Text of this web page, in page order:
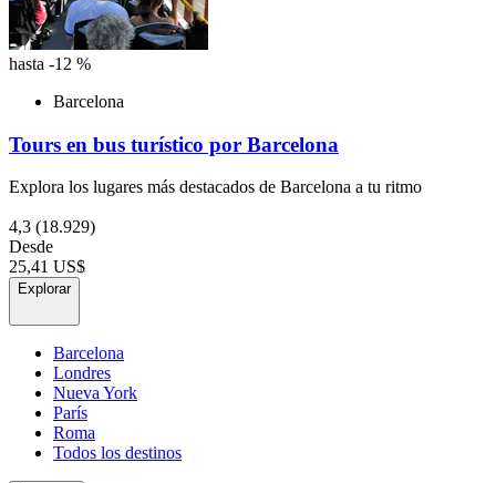
hasta -12 %
Barcelona
Tours en bus turístico por Barcelona
Explora los lugares más destacados de Barcelona a tu ritmo
4,3 (18.929)
Desde
25,41 US$
Explorar
Barcelona
Londres
Nueva York
París
Roma
Todos los destinos